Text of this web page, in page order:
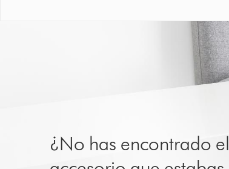
¿No has encontrado el